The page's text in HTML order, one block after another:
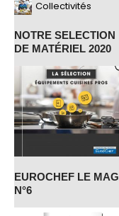
Collectivités
NOTRE SELECTION
DE MATÉRIEL 2020
EUROCHEF LE MAG
N°6